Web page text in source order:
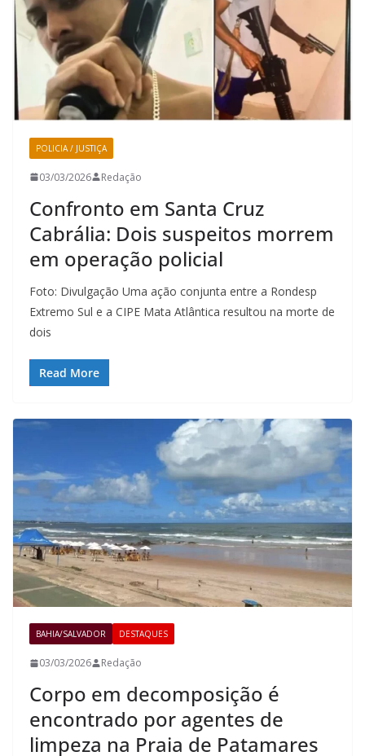
POLICIA / JUSTIÇA
03/03/2026 Redação
Confronto em Santa Cruz
Cabrália: Dois suspeitos morrem
em operação policial
Foto: Divulgação Uma ação conjunta entre a Rondesp
Extremo Sul e a CIPE Mata Atlântica resultou na morte de
dois
Read More
BAHIA/SALVADOR DESTAQUES
03/03/2026 Redação
Corpo em decomposição é
encontrado por agentes de
limpeza na Praia de Patamares